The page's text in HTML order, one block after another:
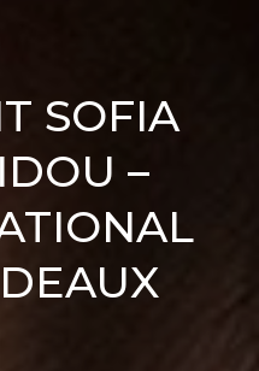
SOFIA
–